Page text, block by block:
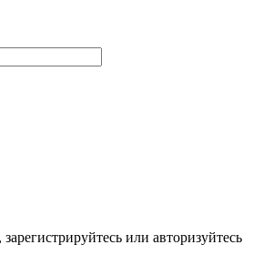
или авторизуйтесь